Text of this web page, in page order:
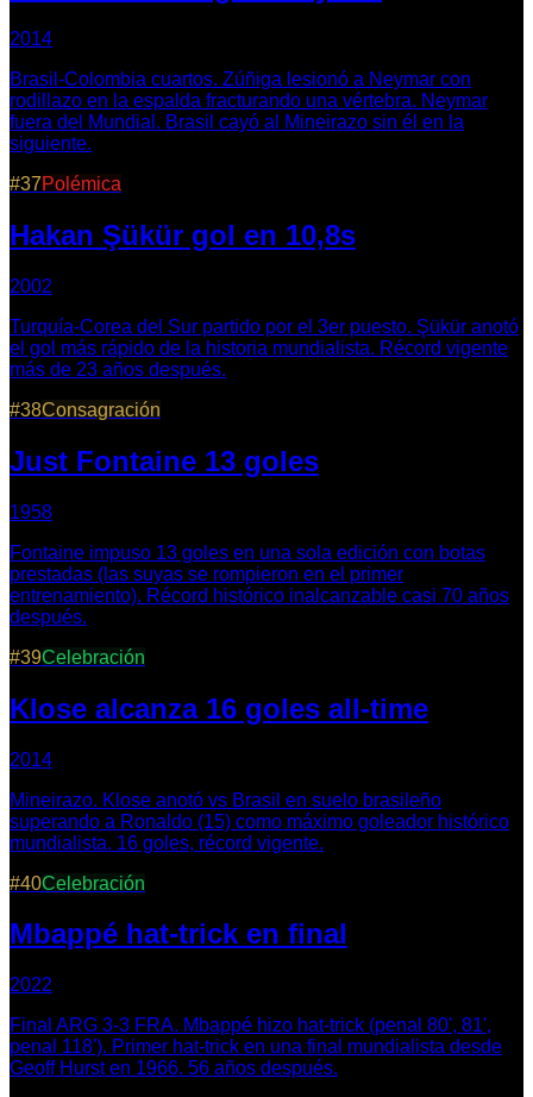
2014
Brasil-Colombia cuartos. Zúñiga lesionó a Neymar con
rodillazo en la espalda fracturando una vértebra. Neymar
fuera del Mundial. Brasil cayó al Mineirazo sin él en la
siguiente.
#37Polémica
Hakan Şükür gol en 10,8s
2002
Turquía-Corea del Sur partido por el 3er puesto. Şükür anotó
el gol más rápido de la historia mundialista. Récord vigente
más de 23 años después.
#38Consagración
Just Fontaine 13 goles
1958
Fontaine impuso 13 goles en una sola edición con botas
prestadas (las suyas se rompieron en el primer
entrenamiento). Récord histórico inalcanzable casi 70 años
después.
#39Celebración
Klose alcanza 16 goles all-time
2014
Mineirazo. Klose anotó vs Brasil en suelo brasileño
superando a Ronaldo (15) como máximo goleador histórico
mundialista. 16 goles, récord vigente.
#40Celebración
Mbappé hat-trick en final
2022
Final ARG 3-3 FRA. Mbappé hizo hat-trick (penal 80', 81',
penal 118'). Primer hat-trick en una final mundialista desde
Geoff Hurst en 1966. 56 años después.